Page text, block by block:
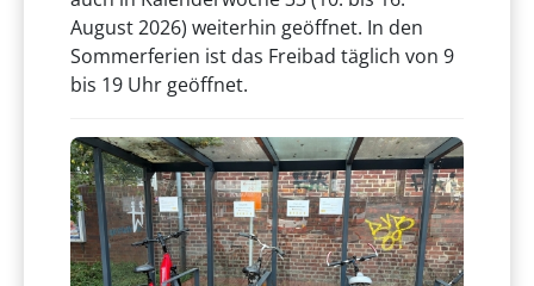
August 2026) weiterhin geöffnet. In den
Sommerferien ist das Freibad täglich von 9
bis 19 Uhr geöffnet.